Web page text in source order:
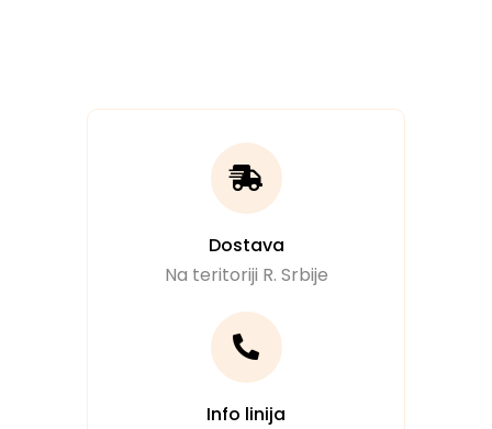
Dostava
Na teritoriji R. Srbije
Info linija